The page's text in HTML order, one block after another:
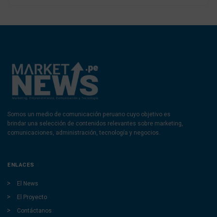
Somos un medio de comunicación peruano cuyo objetivo es
brindar una selección de contenidos relevantes sobre marketing,
comunicaciones, administración, tecnología y negocios.
ENLACES
El News
El Proyecto
Contáctanos